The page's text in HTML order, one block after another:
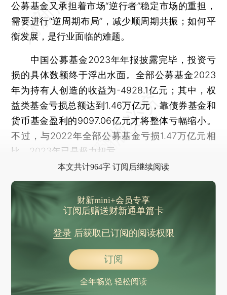
公募基金又承担着市场“逆行者”稳定市场的重担，
需要进行“逆周期布局”，减少顺周期共振；如何平
衡发展，是行业面临的难题。
中国公募基金2023年年报披露完毕，投资亏
损的具体数额终于浮出水面。全部公募基金2023
年为持有人创造的收益为-4928.1亿元；其中，权
益类基金亏损总额达到1.46万亿元，靠债券基金和
货币基金盈利的9097.06亿元才将整体亏幅缩小。
不过，与2022年全部公募基金亏损1.47万亿元相
比，2023年已是极力扭亏。
本文共计964字 订阅后继续阅读
财新mini+会员专享
订阅后赠送财新通单篇卡
登录后获取已订阅的阅读权限
订阅
全年畅览 轻松阅读